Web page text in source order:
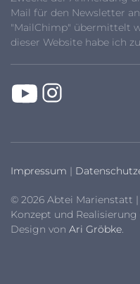
Mail für den Newsletter
"MailChimp" übermittelt
dieser Website habe ich
Impressum |
© 2026 Abtei Marienstatt |
Konzept und Realisierung
Design von Ari Gröbke.